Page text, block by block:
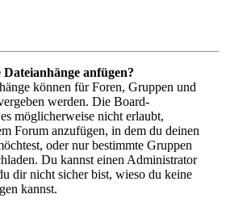
anfügen?
können für Foren, Gruppen und
werden. Die Board-
möglicherweise nicht erlaubt,
Forum anzufügen, in dem du deinen
oder nur bestimmte Gruppen
Du kannst einen Administrator
dir nicht sicher bist, wieso du keine
kannst.